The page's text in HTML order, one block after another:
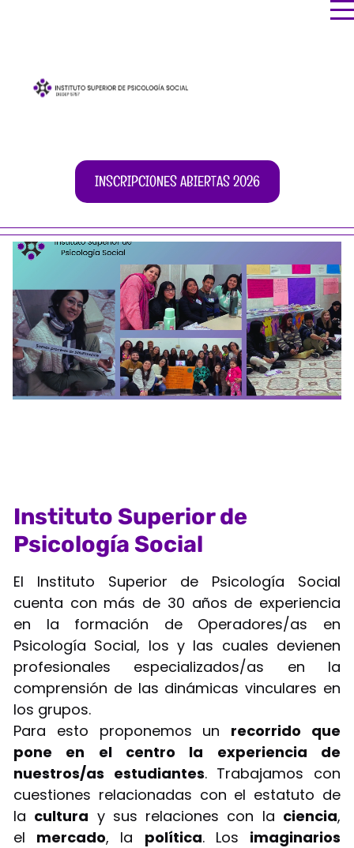
INSCRIPCIONES ABIERTAS 2026
Instituto Superior de
Psicología Social
El Instituto Superior de Psicología Social
cuenta con más de 30 años de experiencia
en la formación de Operadores/as en
Psicología Social, los y las cuales devienen
profesionales especializados/as en la
comprensión de las dinámicas vinculares en
los grupos.
Para esto proponemos un recorrido que
pone en el centro la experiencia de
nuestros/as estudiantes. Trabajamos con
cuestiones relacionadas con el estatuto de
la cultura y sus relaciones con la ciencia,
el mercado, la política. Los imaginarios